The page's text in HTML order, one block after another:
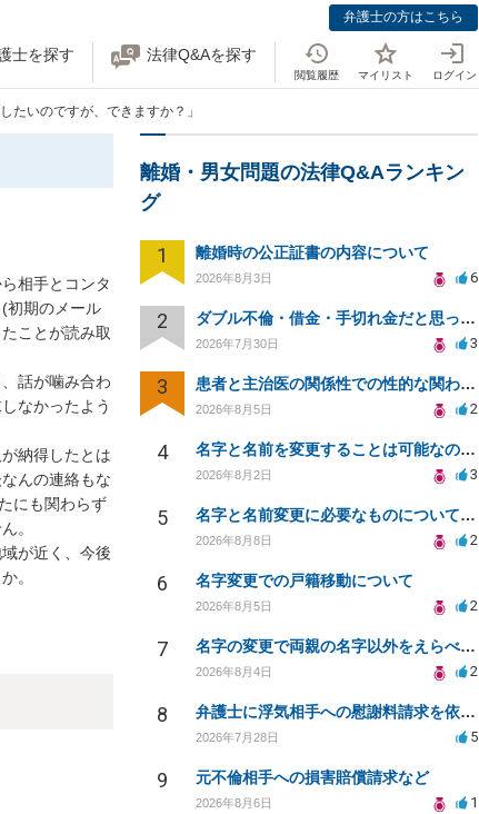
弁護士の方はこちら
士を探す 法律Q&Aを探す
閲覧履歴 マイリスト ログイン
たいのですが、できますか？」
相手とコンタ
初期のメール
ことが読み取
話が噛み合わ
なかったよう
納得したとは
んの連絡もな
にも関わらず
。
が近く、今後
。
離婚・男女問題の法律Q&Aランキン
グ
1 離婚時の公正証書の内容について
2026年8月3日 6
2 ダブル不倫・借金・手切れ金だと思っていたお金を1年後いまさら脅迫罪として通知書が来てまとめて請求
2026年7月30日 3
3 患者と主治医の関係性での性的な関わりからのトラブル
2026年8月5日 2
4 名字と名前を変更することは可能なのか？
2026年8月2日 3
5 名字と名前変更に必要なものについて知りたい
2026年8月8日 2
6 名字変更での戸籍移動について
2026年8月5日 2
7 名字の変更で両親の名字以外をえらべるのか？
2026年8月4日 2
8 弁護士に浮気相手への慰謝料請求を依頼する費用相場は？
2026年7月28日 5
9 元不倫相手への損害賠償請求など
2026年8月6日 1